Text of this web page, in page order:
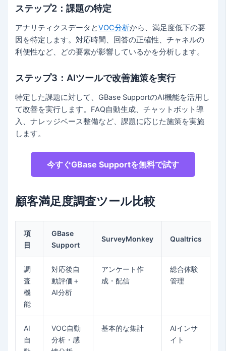
ステップ2：課題の特定
アナリティクスデータとVOC分析から、満足度低下の要
因を特定します。対応時間、回答の正確性、チャネルの
利便性など、どの要素が影響しているかを分析します。
ステップ3：AIツールで改善施策を実行
特定した課題に対して、GBase SupportのAI機能を活用し
て改善を実行します。FAQ自動生成、チャットボット導
入、ナレッジベース整備など、課題に応じた施策を実施
します。
今すぐGBase Supportを無料で試す
顧客満足度調査ツール比較
項
目
GBase
Support
SurveyMonkey Qualtrics
調
査
機
能
対応後自
動評価＋
AI分析
アンケート作
成・配信
総合体験
管理
AI
自
VOC自動
分析・感
基本的な集計
AIインサ
イト